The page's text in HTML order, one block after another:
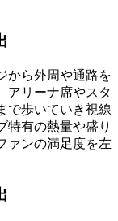
から外周や通路を
アリーナ席やスタ
で歩いていき視線
特有の熱量や盛り
ァンの満足度を左